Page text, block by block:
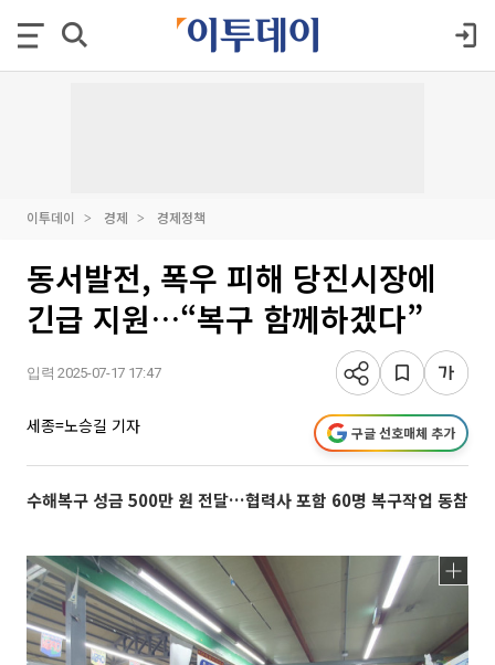
이투데이 경제 경제정책
동서발전, 폭우 피해 당진시장에
긴급 지원…“복구 함께하겠다”
입력 2025-07-17 17:47
세종=노승길 기자 구글 선호매체 추가
수해복구 성금 500만 원 전달…협력사 포함 60명 복구작업 동참